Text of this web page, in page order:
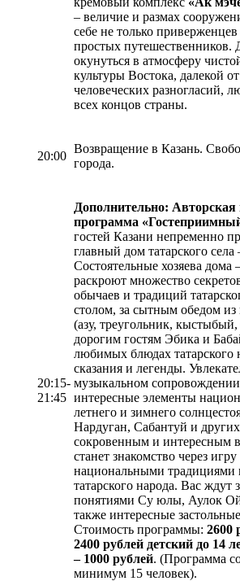
– величие и размах
себе не только
простых путешественников.
окунуться в атмосферу
культуры Востока, далекой
человеческих разногласий,
всех концов страны.
20:00
Возвращение в Казань.
города.
20:15-
21:45
Дополнительно: Авторская
программа
гостей Казани непременно
главный дом татарского
Состоятельные хозяева
раскроют множество
обычаев и традиций
столом, за сытным обедом
(азу, треугольник,
дорогим гостям Эбика и
любимых блюдах татарского
сказания и легенды.
музыкальном сопровождении
интересные элементы
летнего и зимнего
Нардуган, Сабантуй и
сокровенным и интересным
станет знакомство через игру
национальными традициями
татарского народа. Вас ждут
понятиями Су юлы, Аулок
также интересные
Стоимость программы: 2600
2400 рублей детский до 14
– 1000 рублей. (Программа
минимум 15 человек).